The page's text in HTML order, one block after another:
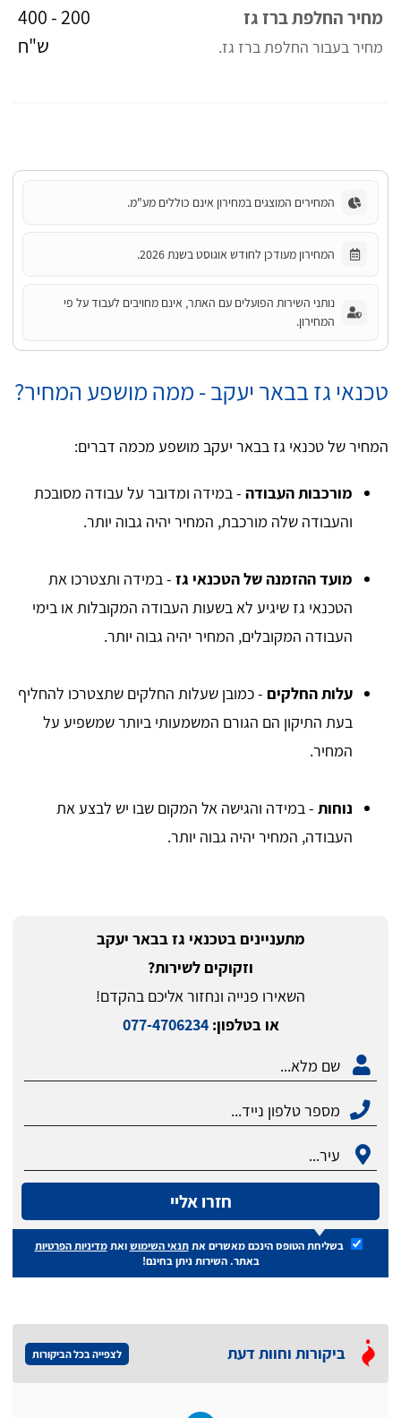
מחיר החלפת ברז גז
מחיר בעבור החלפת ברז גז.
200 - 400
ש"ח
המחירים המוצגים במחירון אינם כוללים מע"מ.
המחירון מעודכן לחודש אוגוסט בשנת 2026.
נותני השירות הפועלים עם האתר, אינם מחויבים לעבוד על פי
המחירון.
טכנאי גז בבאר יעקב - ממה מושפע המחיר?
המחיר של טכנאי גז בבאר יעקב מושפע מכמה דברים:
מורכבות העבודה - במידה ומדובר על עבודה מסובכת
והעבודה שלה מורכבת, המחיר יהיה גבוה יותר.
מועד ההזמנה של הטכנאי גז - במידה ותצטרכו את
הטכנאי גז שיגיע לא בשעות העבודה המקובלות או בימי
העבודה המקובלים, המחיר יהיה גבוה יותר.
עלות החלקים - כמובן שעלות החלקים שתצטרכו להחליף
בעת התיקון הם הגורם המשמעותי ביותר שמשפיע על
המחיר.
נוחות - במידה והגישה אל המקום שבו יש לבצע את
העבודה, המחיר יהיה גבוה יותר.
מתעניינים בטכנאי גז בבאר יעקב
וזקוקים לשירות?
השאירו פנייה ונחזור אליכם בהקדם!
או בטלפון:077-4706234
חזרו אליי
בשליחת הטופס הינכם מאשרים אתתנאי השימושואתמדיניות הפרטיות
באתר. השירות ניתן בחינם!
ביקורות וחוות דעת לצפייה בכל הביקורות